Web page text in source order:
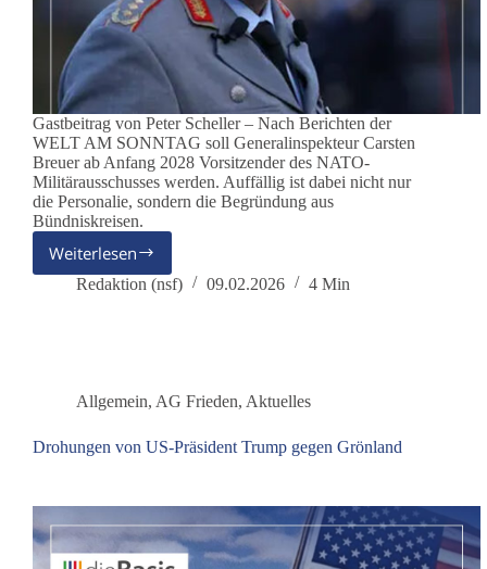
Gastbeitrag von Peter Scheller – Nach Berichten der
WELT AM SONNTAG soll Generalinspekteur Carsten
Breuer ab Anfang 2028 Vorsitzender des NATO-
Militärausschusses werden. Auffällig ist dabei nicht nur
die Personalie, sondern die Begründung aus
Bündniskreisen.
Weiterlesen
Ein
Deutscher
NATO-
Militärausschusses
Redaktion (nsf) 09.02.2026 4 Min
Allgemein, AG Frieden, Aktuelles
Drohungen von US-Präsident Trump gegen Grönland